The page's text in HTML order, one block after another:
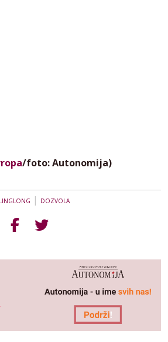
/foto: Autonomija)
LINGLONG | DOZVOLA